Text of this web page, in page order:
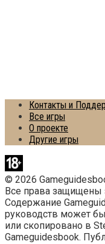
Контакты и
Все игры
О проекте
Другие игры
© 2026
Все права защищены
Содержание
руководств может
или скопировано в
Gameguidesbook.